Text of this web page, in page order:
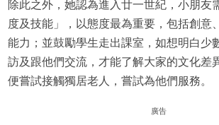
除此之外，她認為進入廿一世紀，小朋友
度及技能」，以態度最為重要，包括創意
能力；並鼓勵學生走出課室，如想明白少
訪及跟他們交流，才能了解大家的文化差
便嘗試接觸獨居老人，嘗試為他們服務。
廣告